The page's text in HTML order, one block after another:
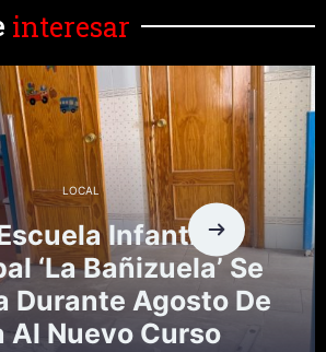
interesar
LOCAL
Escuela Infantil
‘La Bañizuela’ Se
Durante Agosto De
Al Nuevo Curso